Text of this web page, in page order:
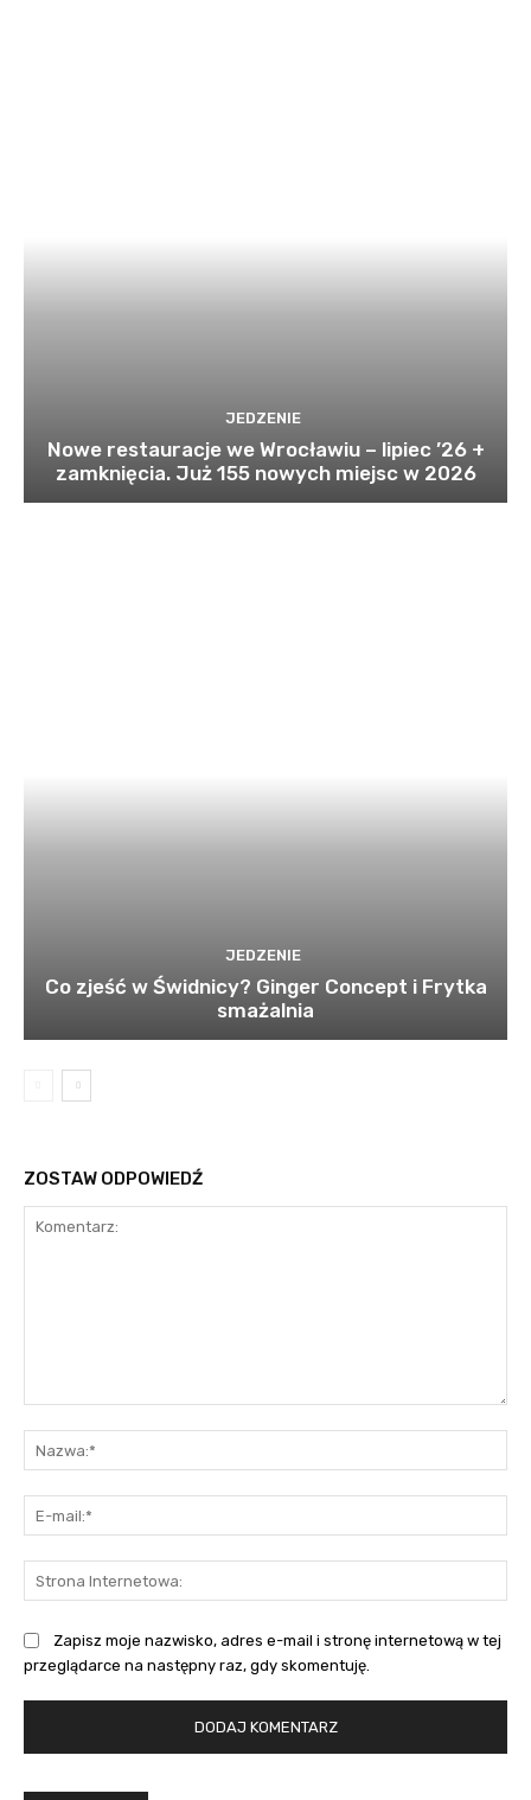
JEDZENIE
Nowe restauracje we Wrocławiu – lipiec ’26 +
zamknięcia. Już 155 nowych miejsc w 2026
JEDZENIE
Co zjeść w Świdnicy? Ginger Concept i Frytka
smażalnia
ZOSTAW ODPOWIEDŹ
Zapisz moje nazwisko, adres e-mail i stronę internetową w tej
przeglądarce na następny raz, gdy skomentuję.